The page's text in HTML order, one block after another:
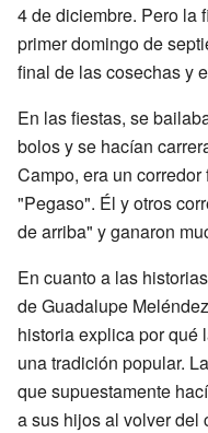
4 de diciembre. Pero la
primer domingo de
final de las cosechas y
En las fiestas, se
bolos y se hacían
Campo, era un
"Pegaso". Él y otros
de arriba" y ganaron
En cuanto a las
de Guadalupe
historia explica por qué
una tradición popular.
que supuestamente
a sus hijos al volver del